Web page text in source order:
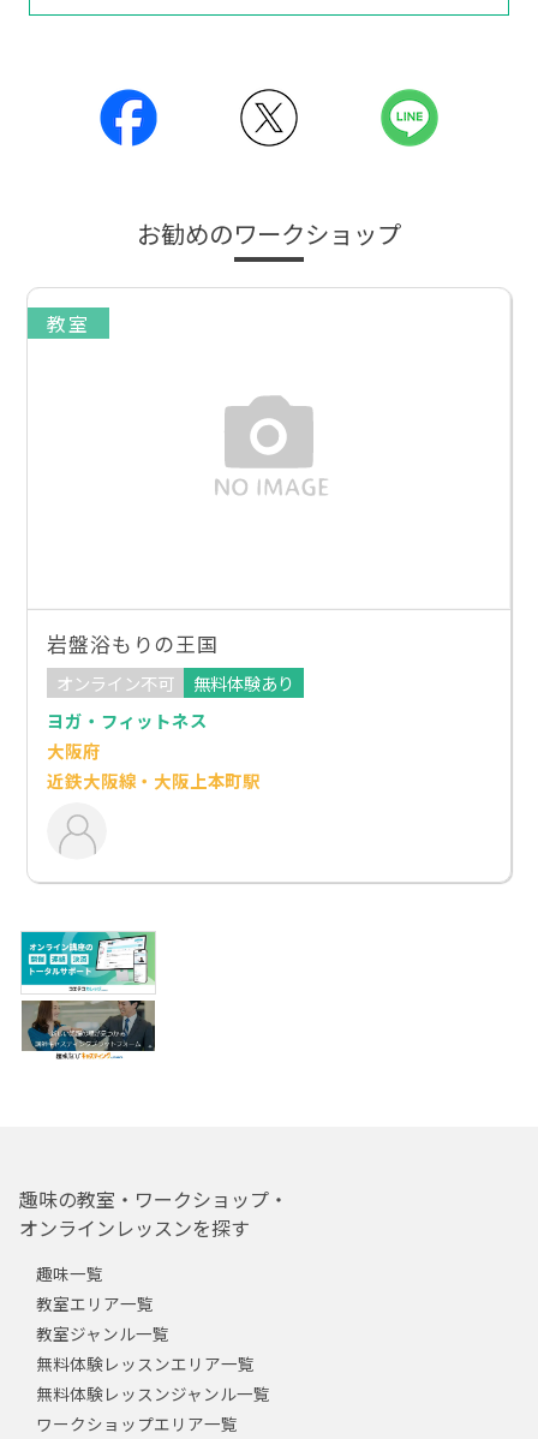
お勧めのワークショップ
教室
岩盤浴もりの王国
オンライン不可
無料体験あり
ヨガ・フィットネス
大阪府
近鉄大阪線・大阪上本町駅
趣味の教室・ワークショップ・
オンラインレッスンを探す
趣味一覧
教室エリア一覧
教室ジャンル一覧
無料体験レッスンエリア一覧
無料体験レッスンジャンル一覧
ワークショップエリア一覧